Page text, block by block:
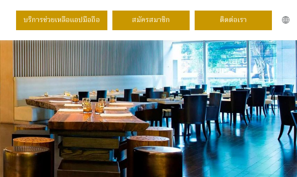
บริการช่วยเหลือแอปมือถือ สมัครสมาชิก ติดต่อเรา